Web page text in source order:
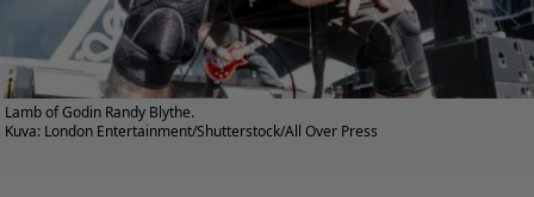
Lamb of Godin Randy Blythe.
Kuva: London Entertainment/Shutterstock/All Over Press